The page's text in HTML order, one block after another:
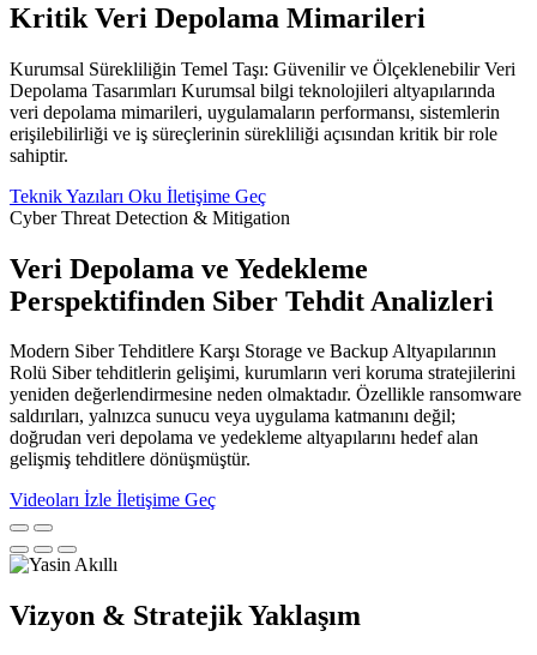
Kritik Veri Depolama Mimarileri
Kurumsal Sürekliliğin Temel Taşı: Güvenilir ve Ölçeklenebilir Veri
Depolama Tasarımları Kurumsal bilgi teknolojileri altyapılarında
veri depolama mimarileri, uygulamaların performansı, sistemlerin
erişilebilirliği ve iş süreçlerinin sürekliliği açısından kritik bir role
sahiptir.
Teknik Yazıları Oku İletişime Geç
Cyber Threat Detection & Mitigation
Veri Depolama ve Yedekleme
Perspektifinden Siber Tehdit Analizleri
Modern Siber Tehditlere Karşı Storage ve Backup Altyapılarının
Rolü Siber tehditlerin gelişimi, kurumların veri koruma stratejilerini
yeniden değerlendirmesine neden olmaktadır. Özellikle ransomware
saldırıları, yalnızca sunucu veya uygulama katmanını değil;
doğrudan veri depolama ve yedekleme altyapılarını hedef alan
gelişmiş tehditlere dönüşmüştür.
Videoları İzle İletişime Geç
Vizyon & Stratejik Yaklaşım